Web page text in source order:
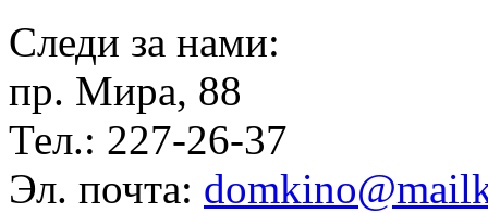
Следи за нами:
пр. Мира, 88
Тел.: 227-26-37
Эл. почта: